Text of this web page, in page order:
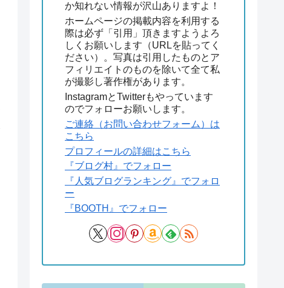
か知れない情報が沢山ありますよ！
ホームページの掲載内容を利用する
際は必ず「引用」頂きますようよろ
しくお願いします（URLを貼ってく
ださい）。写真は引用したものとア
フィリエイトのものを除いて全て私
が撮影し著作権があります。
InstagramとTwitterもやっています
のでフォローお願いします。
ご連絡（お問い合わせフォーム）は
こちら
プロフィールの詳細はこちら
『ブログ村』でフォロー
『人気ブログランキング』でフォロ
ー
『BOOTH』でフォロー